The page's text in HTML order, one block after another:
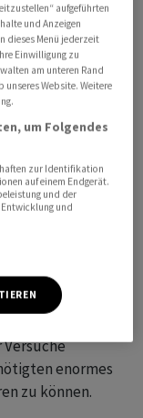
Radios RTS
in den USA, wo
die Schweizer
für ihre
vom Markt
darüber
würden die
das von
sagte Sierro
die
enormes
zu können.
aufgeführten
und Anzeigen
dieses Menü jederzeit
Einwilligung zu
am unteren Rand
unseres Website. Weitere
um Folgendes
zur Identifikation
auf einem Endgerät.
und der
und